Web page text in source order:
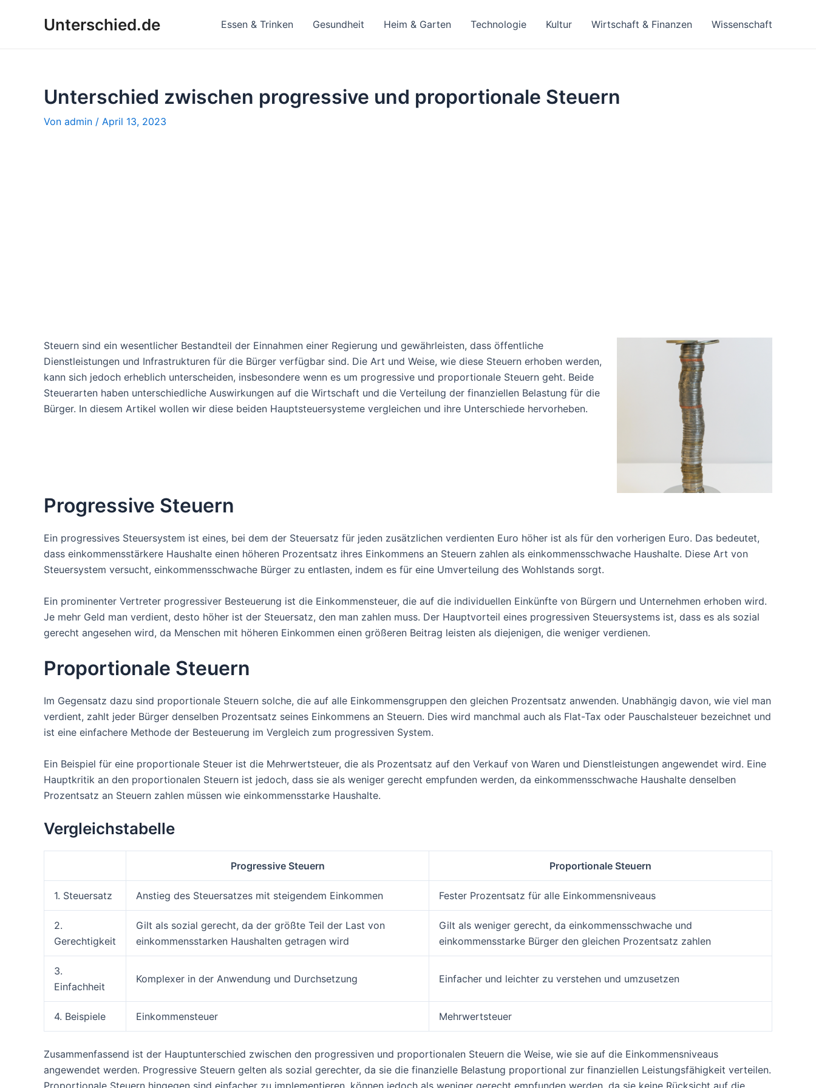
Unterschied.de Essen & Trinken Gesundheit Heim & Garten Technologie Kultur Wirtschaft & Finanzen Wissenschaft
Unterschied zwischen progressive und proportionale Steuern
Von admin / April 13, 2023
Steuern sind ein wesentlicher Bestandteil der Einnahmen einer Regierung und gewährleisten, dass öffentliche
Dienstleistungen und Infrastrukturen für die Bürger verfügbar sind. Die Art und Weise, wie diese Steuern erhoben werden,
kann sich jedoch erheblich unterscheiden, insbesondere wenn es um progressive und proportionale Steuern geht. Beide
Steuerarten haben unterschiedliche Auswirkungen auf die Wirtschaft und die Verteilung der finanziellen Belastung für die
Bürger. In diesem Artikel wollen wir diese beiden Hauptsteuersysteme vergleichen und ihre Unterschiede hervorheben.
Progressive Steuern
Ein progressives Steuersystem ist eines, bei dem der Steuersatz für jeden zusätzlichen verdienten Euro höher ist als für den vorherigen Euro. Das bedeutet,
dass einkommensstärkere Haushalte einen höheren Prozentsatz ihres Einkommens an Steuern zahlen als einkommensschwache Haushalte. Diese Art von
Steuersystem versucht, einkommensschwache Bürger zu entlasten, indem es für eine Umverteilung des Wohlstands sorgt.
Ein prominenter Vertreter progressiver Besteuerung ist die Einkommensteuer, die auf die individuellen Einkünfte von Bürgern und Unternehmen erhoben wird.
Je mehr Geld man verdient, desto höher ist der Steuersatz, den man zahlen muss. Der Hauptvorteil eines progressiven Steuersystems ist, dass es als sozial
gerecht angesehen wird, da Menschen mit höheren Einkommen einen größeren Beitrag leisten als diejenigen, die weniger verdienen.
Proportionale Steuern
Im Gegensatz dazu sind proportionale Steuern solche, die auf alle Einkommensgruppen den gleichen Prozentsatz anwenden. Unabhängig davon, wie viel man
verdient, zahlt jeder Bürger denselben Prozentsatz seines Einkommens an Steuern. Dies wird manchmal auch als Flat-Tax oder Pauschalsteuer bezeichnet und
ist eine einfachere Methode der Besteuerung im Vergleich zum progressiven System.
Ein Beispiel für eine proportionale Steuer ist die Mehrwertsteuer, die als Prozentsatz auf den Verkauf von Waren und Dienstleistungen angewendet wird. Eine
Hauptkritik an den proportionalen Steuern ist jedoch, dass sie als weniger gerecht empfunden werden, da einkommensschwache Haushalte denselben
Prozentsatz an Steuern zahlen müssen wie einkommensstarke Haushalte.
Vergleichstabelle
Progressive Steuern Proportionale Steuern
1. Steuersatz Anstieg des Steuersatzes mit steigendem Einkommen Fester Prozentsatz für alle Einkommensniveaus
2.
Gerechtigkeit
Gilt als sozial gerecht, da der größte Teil der Last von
einkommensstarken Haushalten getragen wird
Gilt als weniger gerecht, da einkommensschwache und
einkommensstarke Bürger den gleichen Prozentsatz zahlen
3.
Einfachheit
Komplexer in der Anwendung und Durchsetzung Einfacher und leichter zu verstehen und umzusetzen
4. Beispiele Einkommensteuer Mehrwertsteuer
Zusammenfassend ist der Hauptunterschied zwischen den progressiven und proportionalen Steuern die Weise, wie sie auf die Einkommensniveaus
angewendet werden. Progressive Steuern gelten als sozial gerechter, da sie die finanzielle Belastung proportional zur finanziellen Leistungsfähigkeit verteilen.